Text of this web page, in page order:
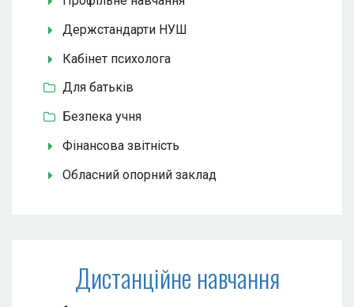
Держстандарти НУШ
Кабінет психолога
Для батьків
Безпека учня
Фінансова звітність
Обласний опорний заклад
Дистанційне навчання